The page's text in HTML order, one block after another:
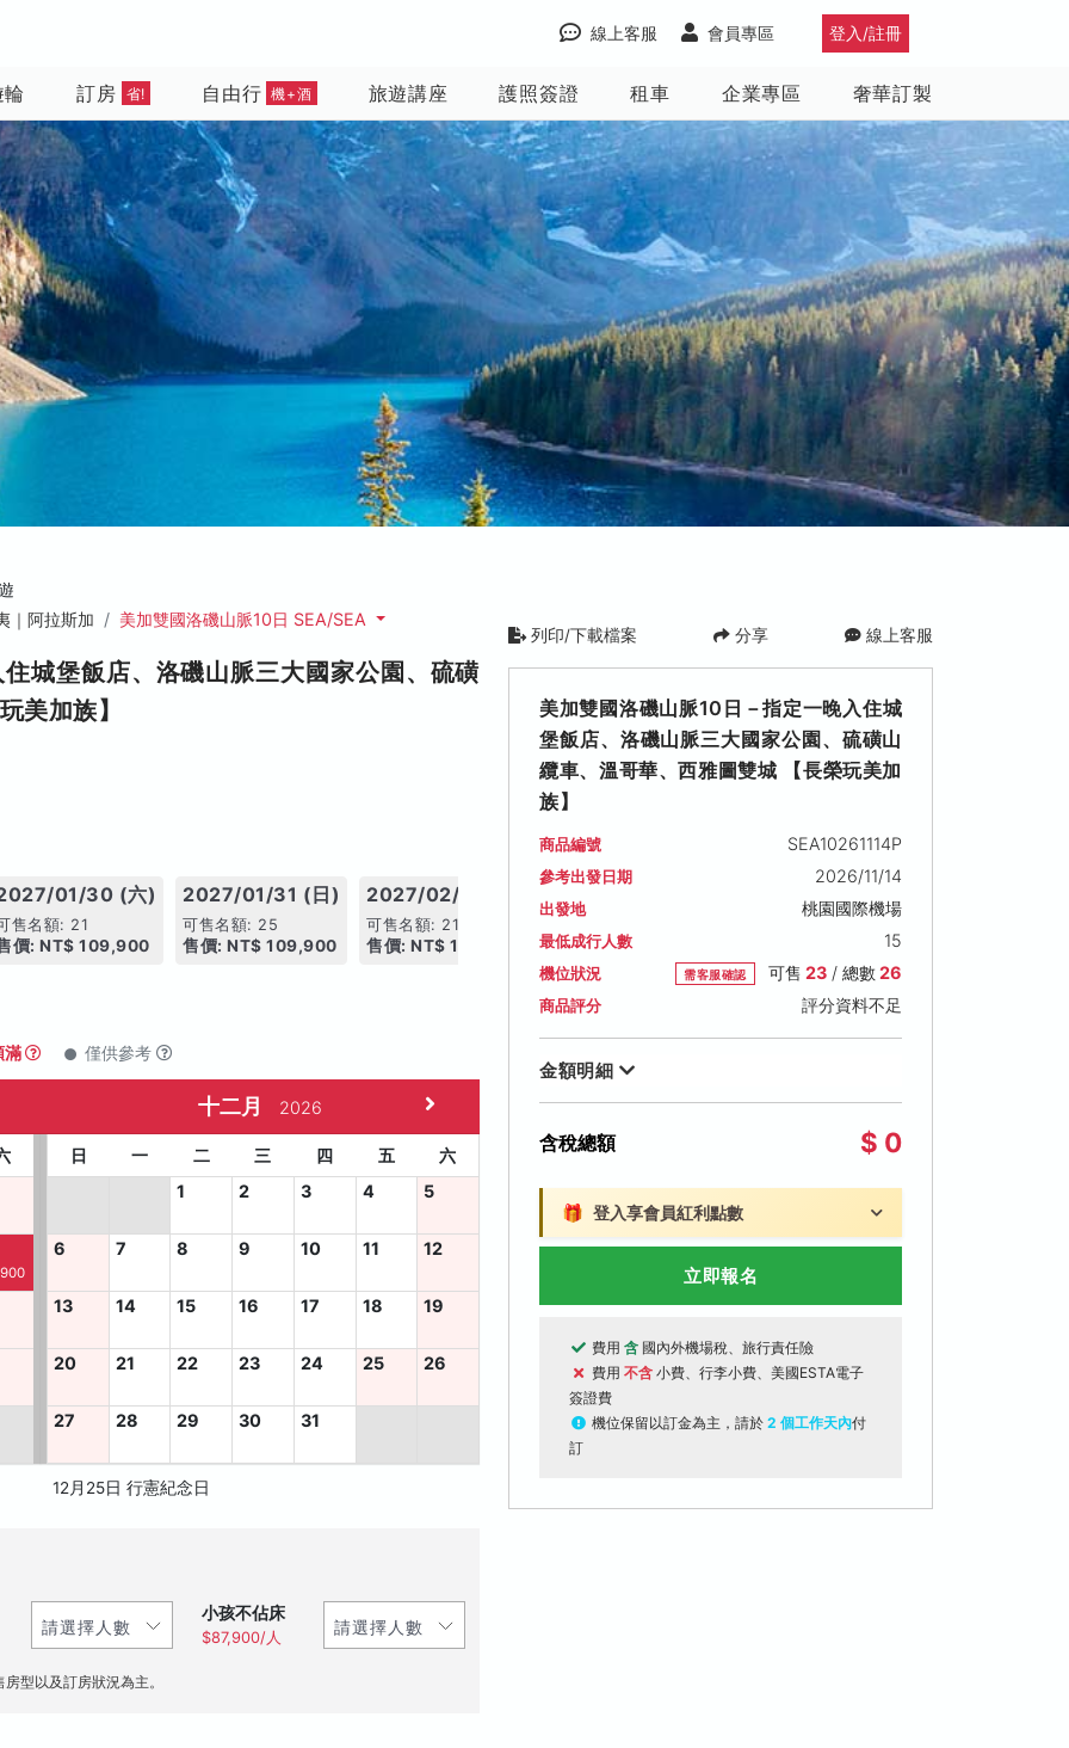
登入/註冊
會員專區
線上客服
訂房 省! 自由行 機+酒 旅遊講座 護照簽證 租車 企業專區 奢華訂製
｜阿拉斯加
美加雙國洛磯山脈10日 SEA/SEA
城堡飯店、洛磯山脈三大國家公園、硫磺
美加族】
01/30 (六)
售名額: 21
價: NT$ 109,900
2027/01/31 (日)
可售名額: 25
售價: NT$ 109,900
2027/02/02 (二)
可售名額: 21
售價: NT$ 109,900
2027/02/03 (三)
售價: NT$ 109,900
2027/02/07 (日)
售價: NT$ 109,900
滿 僅供參考
十二月 2026
日 一 二 三 四 五
六
1
2 3 4 5
6 7 8 9 10 11 12
13 14 15 16 17 18 19
20 21 22 23 24 25 26
27 28 29 30 31
12月25日 行憲紀念日
小孩不佔床
$87,900/人
型以及訂房狀況為主。
列印/下載檔案 分享 線上客服
美加雙國洛磯山脈10日－指定一晚入住城
堡飯店、洛磯山脈三大國家公園、硫磺山
纜車、溫哥華、西雅圖雙城 【長榮玩美加
族】
商品編號 SEA10261114P
參考出發日期 2026/11/14
出發地 桃園國際機場
最低成行人數 15
機位狀況 需客服確認 可售 23/ 總數26
商品評分 評分資料不足
金額明細
含稅總額 $ 0
🎁 登入享會員紅利點數
立即報名
費用 含 國內外機場稅、旅行責任險
費用 不含 小費、行李小費、美國ESTA電子
簽證費
機位保留以訂金為主，請於 2 個工作天內付
訂